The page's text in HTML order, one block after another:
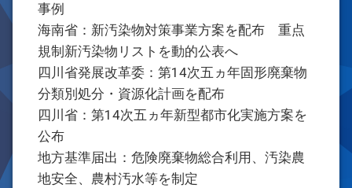
事例
海南省：新汚染物対策事業方案を配布 重点
規制新汚染物リストを動的公表へ
四川省発展改革委：第14次五ヵ年固形廃棄物
分類別処分・資源化計画を配布
四川省：第14次五ヵ年新型都市化実施方案を
公布
地方基準届出：危険廃棄物総合利用、汚染農
地安全、農村汚水等を制定